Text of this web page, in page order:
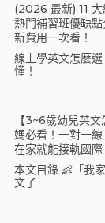
(2026 最新) 11 大
熱門補習班優缺
新費用一次看！
線上學英文怎麼
懂！
【3~6歲幼兒英
媽必看！一對一
在家就能接軌國際
本文目錄 👶「我
文了